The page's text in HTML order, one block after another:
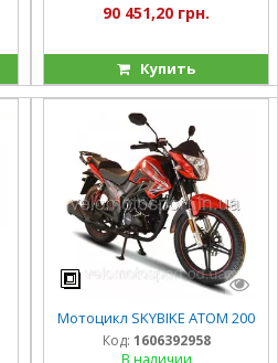
90 451,20 грн.
Купить
Мотоцикл SKYBIKE ATOM 200
Код: 1606392958
В наличии